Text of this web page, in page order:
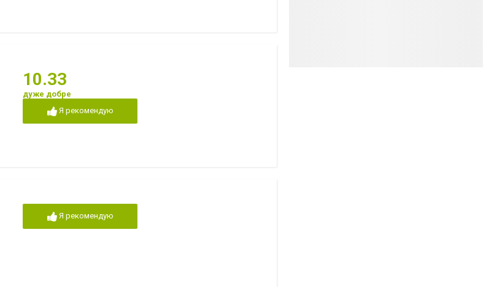
10.33
дуже добре
Я рекомендую
Я рекомендую